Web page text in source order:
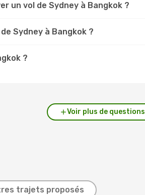
un vol de Sydney à Bangkok ?
Sydney à Bangkok ?
?
Voir plus de questions
trajets proposés